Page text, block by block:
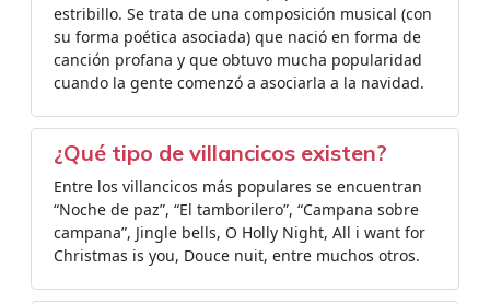
estribillo. Se trata de una composición musical (con
su forma poética asociada) que nació en forma de
canción profana y que obtuvo mucha popularidad
cuando la gente comenzó a asociarla a la navidad.
¿Qué tipo de villancicos existen?
Entre los villancicos más populares se encuentran
“Noche de paz”, “El tamborilero”, “Campana sobre
campana”, Jingle bells, O Holly Night, All i want for
Christmas is you, Douce nuit, entre muchos otros.